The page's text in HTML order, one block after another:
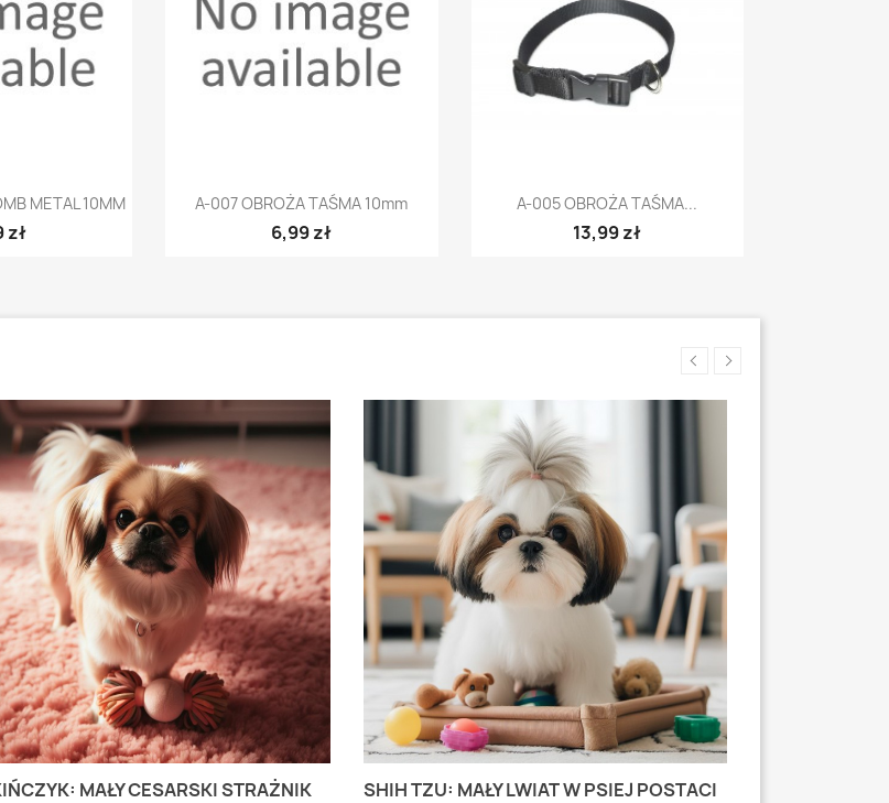
podgląd
METAL 10MM
zł
Szybki podgląd
A-007 OBROŻA TAŚMA 10mm
6,99 zł
Szybki podgląd
A-005 OBROŻA TAŚMA...
13,99 zł
MAŁY CESARSKI STRAŻNIK SHIH TZU: MAŁY LWIAT W PSIEJ POSTACI